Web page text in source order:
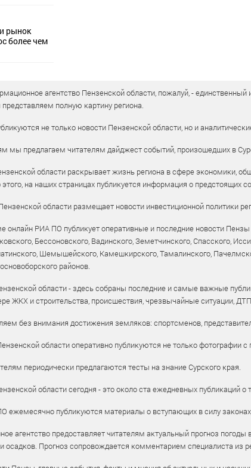
рынок
более чем
агентство Пензенской области, пожалуй, -
полную картину региона.
не только новости Пензенской области, но и
мы предлагаем читателям дайджест событий, произошедших в
области раскрывает жизнь региона в сфере экономики,
на наших страницах публикуется информация о предстоящих
области размещает новости инвестиционной политики
онлайн РИА ПО публикует оперативные и последние новости
Бессоновского, Вадинского, Земетчинского, Спасского,
Шемышейского, Камешкирского, Тамалинского,
районов.
области - здесь собраны последние и самые важные
ЖКХ и строительства, происшествия, чрезвычайные ситуации,
без внимания достижения земляков: спортсменов,
области оперативно публикуются не только фотографии
периодически предлагаются тесты на знание Сурского края.
области сегодня - это около ста ежедневных публикаций
ежемесячно публикуются материалы о вступающих в силу
агентство предоставляет читателям актуальный прогноз
осадков. Прогноз сопровождается комментарием специалиста из